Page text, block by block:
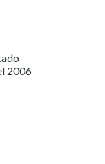
2006